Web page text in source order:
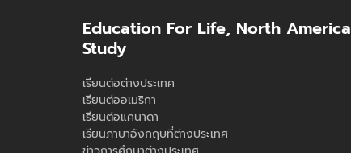
Education For Life, North America
Study
เรียนต่อต่างประเทศ
เรียนต่ออเมริกา
เรียนต่อแคนาดา
เรียนภาษาอังกฤษที่ต่างประเทศ